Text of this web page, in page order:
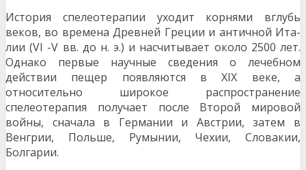
История спелеотерапии уходит корнями вглубь
веков, во времена Древней Греции и античной Ита­
лии (VI -V вв. до н. э.) и насчитывает около 2500 лет.
Однако первые научные сведения о лечебном
действии пещер появляются в XIX веке, а
относительно широкое распространение
спелеотерапия получает после Второй мировой
войны, сначала в Германии и Австрии, затем в
Венгрии, Польше, Румынии, Чехии, Словакии,
Болгарии.